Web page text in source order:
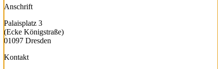
Anschrift
Palaisplatz 3
(Ecke Königstraße)
01097 Dresden
Kontakt